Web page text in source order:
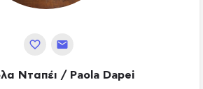
Νταπέι / Paola Dapei